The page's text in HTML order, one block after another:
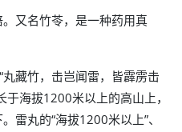
又名竹苓，是一种药用真
丸藏竹，击岂闻雷，皆霹雳击
海拔1200米以上的高山上，
雷丸的“海拔1200米以上”、